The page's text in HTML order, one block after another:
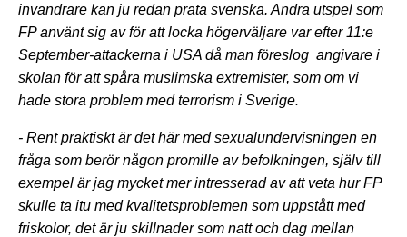
invandrare kan ju redan prata svenska. Andra utspel som
FP använt sig av för att locka högerväljare var efter 11:e
September-attackerna i USA då man föreslog angivare i
skolan för att spåra muslimska extremister, som om vi
hade stora problem med terrorism i Sverige.
- Rent praktiskt är det här med sexualundervisningen en
fråga som berör någon promille av befolkningen, själv till
exempel är jag mycket mer intresserad av att veta hur FP
skulle ta itu med kvalitetsproblemen som uppstått med
friskolor, det är ju skillnader som natt och dag mellan